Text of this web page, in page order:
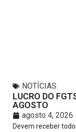
NOTÍCIAS
LUCRO DO
AGOSTO
agosto 4, 2026
Devem receber